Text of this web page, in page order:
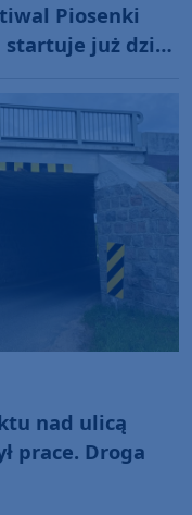
Piosenki
startuje już dziś.
nad ulicą
prace. Droga